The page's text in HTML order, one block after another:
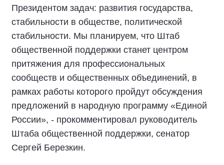
Президентом задач: развития государства,
стабильности в обществе, политической
стабильности. Мы планируем, что Штаб
общественной поддержки станет центром
притяжения для профессиональных
сообществ и общественных объединений, в
рамках работы которого пройдут обсуждения
предложений в народную программу «Единой
России», - прокомментировал руководитель
Штаба общественной поддержки, сенатор
Сергей Березкин.